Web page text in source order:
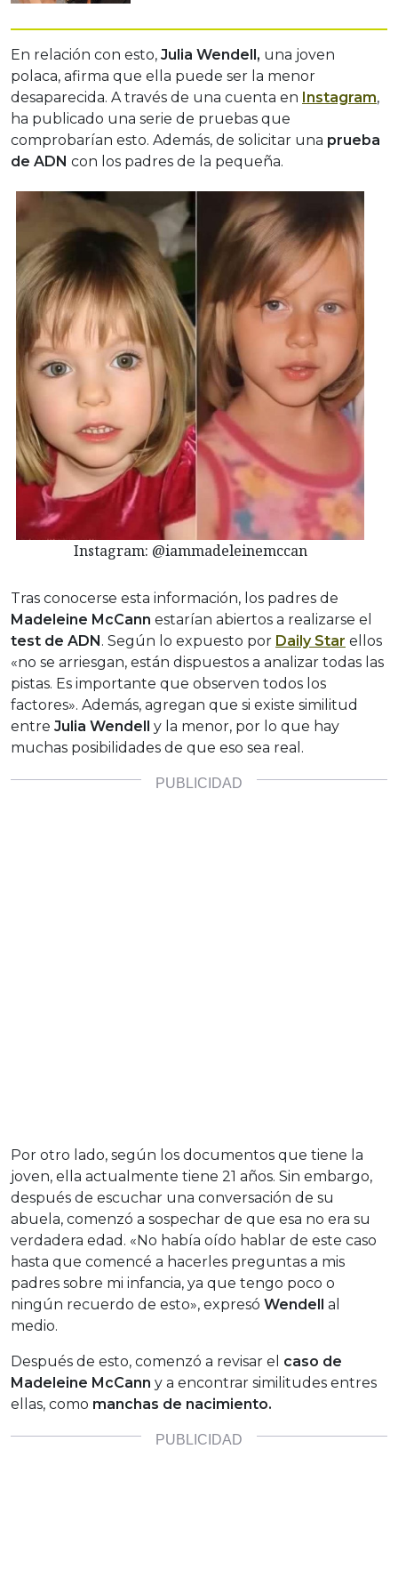
En relación con esto, Julia Wendell, una joven
polaca, afirma que ella puede ser la menor
desaparecida. A través de una cuenta en Instagram,
ha publicado una serie de pruebas que
comprobarían esto. Además, de solicitar una prueba
de ADN con los padres de la pequeña.
Instagram: @iammadeleinemccan
Tras conocerse esta información, los padres de
Madeleine McCann estarían abiertos a realizarse el
test de ADN . Según lo expuesto por Daily Star ellos
«no se arriesgan, están dispuestos a analizar todas las
pistas. Es importante que observen todos los
factores». Además, agregan que si existe similitud
entre Julia Wendell
y la menor, por lo que hay
muchas posibilidades de que eso sea real.
Por otro lado, según los documentos que tiene la
joven, ella actualmente tiene 21 años. Sin embargo,
después de escuchar una conversación de su
abuela, comenzó a sospechar de que esa no era su
verdadera edad. «No había oído hablar de este caso
hasta que comencé a hacerles preguntas a mis
padres sobre mi infancia, ya que tengo poco o
ningún recuerdo de esto», expresó Wendell
al
medio.
Después de esto, comenzó a revisar el caso de
Madeleine McCann y a encontrar similitudes entres
ellas, como manchas de nacimiento.